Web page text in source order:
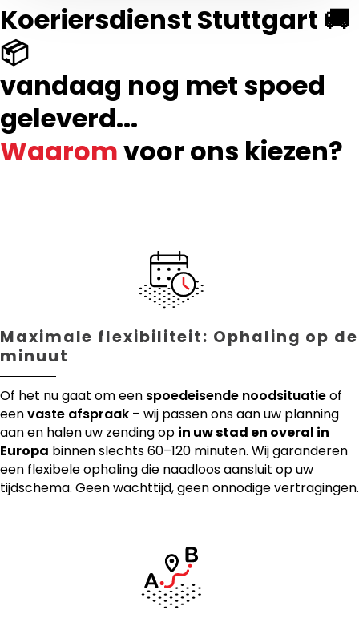
Koeriersdienst Stuttgart 🚚
📦
vandaag nog met spoed
geleverd...
Waaromvoor ons kiezen?
Maximale flexibiliteit: Ophaling op de
minuut
Of het nu gaat om een spoedeisende noodsituatieof
eenvaste afspraak – wij passen ons aan uw planning
aan en halen uw zending op in uw stad en overal in
Europa binnen slechts 60–120 minuten. Wij garanderen
een flexibele ophaling die naadloos aansluit op uw
tijdschema. Geen wachttijd, geen onnodige vertragingen.